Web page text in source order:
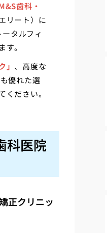
歯科・
リート）に
タルフィ
。
」 、高度な
も優れた選
ださい。
科医院
正クリニッ